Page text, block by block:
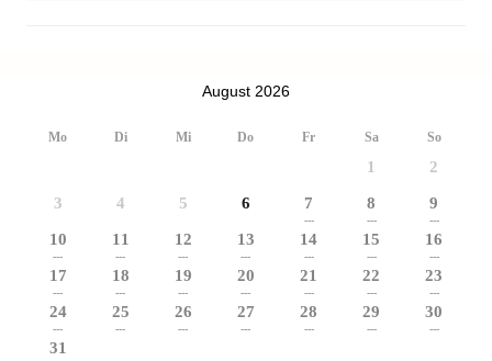
August 2026
Mo Di Mi Do Fr Sa So
1 2
3 4 5 6 7
---
8
---
9
---
10
---
11
---
12
---
13
---
14
---
15
---
16
---
17
---
18
---
19
---
20
---
21
---
22
---
23
---
24
---
25
---
26
---
27
---
28
---
29
---
30
---
31